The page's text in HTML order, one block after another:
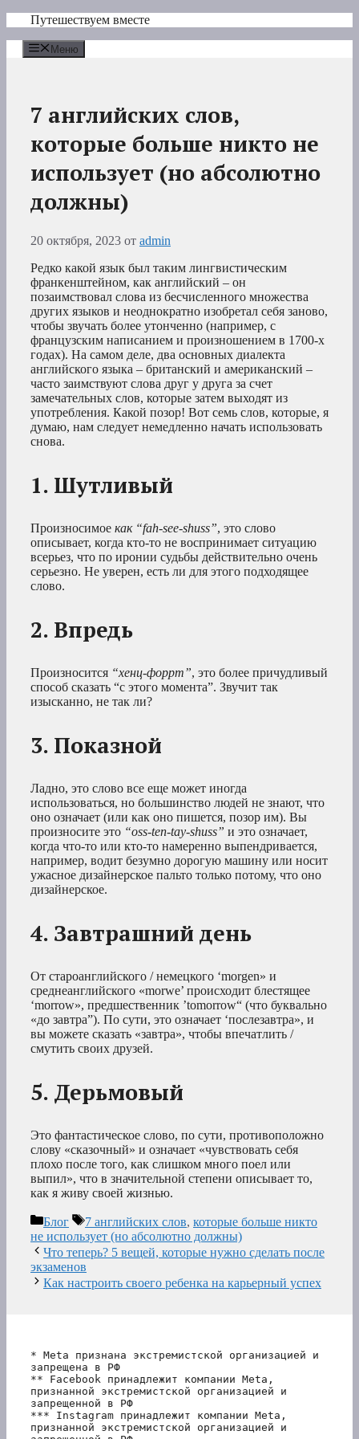
Перейти
содержимому
Путешествуем вместе
Меню
7 английских слов,
которые больше никто не
использует (но абсолютно
должны)
20 октября, 2023 от admin
Редко какой язык был таким лингвистическим
франкенштейном, как английский – он
позаимствовал слова из бесчисленного множества
других языков и неоднократно изобретал себя заново,
чтобы звучать более утонченно (например, с
французским написанием и произношением в 1700-х
годах). На самом деле, два основных диалекта
английского языка – британский и американский –
часто заимствуют слова друг у друга за счет
замечательных слов, которые затем выходят из
употребления. Какой позор! Вот семь слов, которые, я
думаю, нам следует немедленно начать использовать
снова.
1. Шутливый
Произносимое как “fah-see-shuss”, это слово
описывает, когда кто-то не воспринимает ситуацию
всерьез, что по иронии судьбы действительно очень
серьезно. Не уверен, есть ли для этого подходящее
слово.
2. Впредь
Произносится “хенц-форрт”, это более причудливый
способ сказать “с этого момента”. Звучит так
изысканно, не так ли?
3. Показной
Ладно, это слово все еще может иногда
использоваться, но большинство людей не знают, что
оно означает (или как оно пишется, позор им). Вы
произносите это “oss-ten-tay-shuss” и это означает,
когда что-то или кто-то намеренно выпендривается,
например, водит безумно дорогую машину или носит
ужасное дизайнерское пальто только потому, что оно
дизайнерское.
4. Завтрашний день
От староанглийского / немецкого ‘morgen» и
среднеанглийского «morwe’ происходит блестящее
‘morrow», предшественник ’tomorrow“ (что буквально
«до завтра”). По сути, это означает ‘послезавтра», и
вы можете сказать «завтра», чтобы впечатлить /
смутить своих друзей.
5. Дерьмовый
Это фантастическое слово, по сути, противоположно
слову «сказочный» и означает «чувствовать себя
плохо после того, как слишком много поел или
выпил», что в значительной степени описывает то,
как я живу своей жизнью.
Рубрики
Блог Метки
7 английских слов, которые больше никто
не использует (но абсолютно должны)
Что теперь? 5 вещей, которые нужно сделать после
экзаменов
Как настроить своего ребенка на карьерный успех
* Meta признана экстремистской организацией и
запрещена в РФ
** Facebook принадлежит компании Meta,
признанной экстремистской организацией и
запрещенной в РФ
*** Instagram принадлежит компании Meta,
признанной экстремистской организацией и